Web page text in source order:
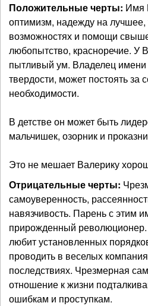
Положительные черты: Имя
оптимизм, надежду на лучшее,
возможностях и помощи
любопытство, красноречие. У
пытливый ум. Владелец
твердости, может постоять за
необходимости.
В детстве он может быть
мальчишек, озорник и
Это не мешает Валерику
Отрицательные черты:
самоуверенность,
навязчивость. Парень с этим
прирожденный
любит установленных
проводить в веселых
последствиях. Чрезмерная
отношение к жизни
ошибкам и проступкам.